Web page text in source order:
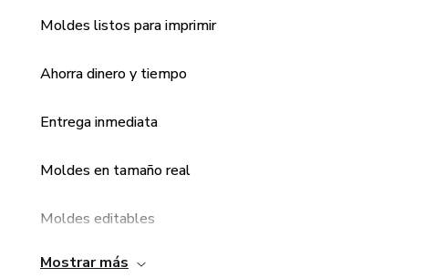
Moldes listos para imprimir
Ahorra dinero y tiempo
Entrega inmediata
Moldes en tamaño real
Moldes editables
Coser tus propias prendas
Mostrar más